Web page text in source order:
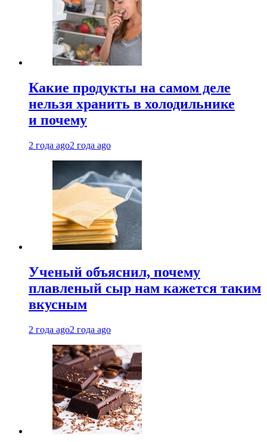
Какие продукты на самом деле
нельзя хранить в холодильнике
и почему
2 года ago2 года ago
Ученый объяснил, почему
плавленый сыр нам кажется таким
вкусным
2 года ago2 года ago